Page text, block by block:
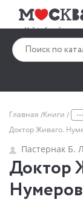
Главная Книги ...
Доктор Живаго.
Пастернак Б.
Доктор